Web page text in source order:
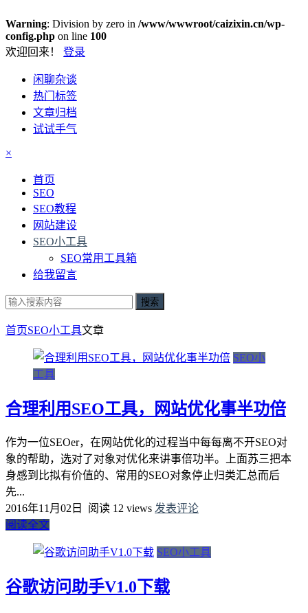
Warning: Division by zero in /www/wwwroot/caizixin.cn/wp-
config.php on line 100
欢迎回来！ 登录
闲聊杂谈
热门标签
文章归档
试试手气
×
首页
SEO
SEO教程
网站建设
SEO小工具
SEO常用工具箱
给我留言
搜索
首页SEO小工具文章
SEO小
工具
合理利用SEO工具，网站优化事半功倍
作为一位SEOer，在网站优化的过程当中每每离不开SEO对
象的帮助，选对了对象对优化来讲事倍功半。上面苏三把本
身感到比拟有价值的、常用的SEO对象停止归类汇总而后
先...
2016年11月02日
阅读 12 views 发表评论
阅读全文
SEO小工具
谷歌访问助手V1.0下载